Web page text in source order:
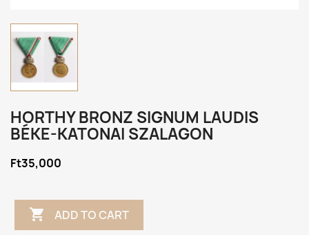
HORTHY BRONZ SIGNUM LAUDIS
BÉKE-KATONAI SZALAGON
Ft35,000
 ADD TO CART